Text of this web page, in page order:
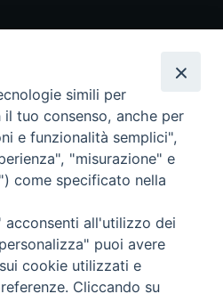
simili per
tuo consenso, anche per
e funzionalità semplici",
"misurazione" e
come specificato nella
all'utilizzo dei
puoi avere
cookie utilizzati e
Cliccando su